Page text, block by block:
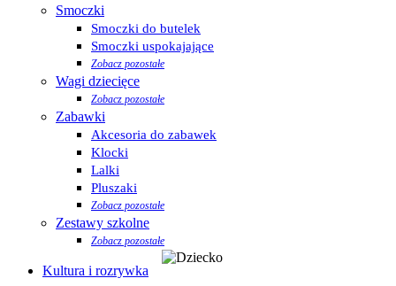
Smoczki
Smoczki do butelek
Smoczki uspokajające
Zobacz pozostałe
Wagi dziecięce
Zobacz pozostałe
Zabawki
Akcesoria do zabawek
Klocki
Lalki
Pluszaki
Zobacz pozostałe
Zestawy szkolne
Zobacz pozostałe
Kultura i rozrywka